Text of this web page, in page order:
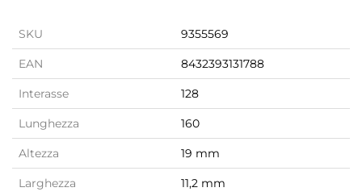
SKU 9355569
EAN 8432393131788
Interasse 128
Lunghezza 160
Altezza 19 mm
Larghezza 11,2 mm